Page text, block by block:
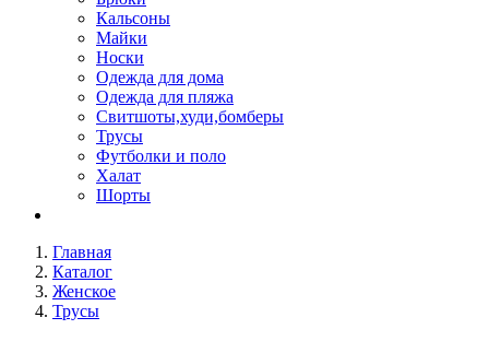
Кальсоны
Майки
Носки
Одежда для дома
Одежда для пляжа
Свитшоты,худи,бомберы
Трусы
Футболки и поло
Халат
Шорты
Главная
Каталог
Женское
Трусы